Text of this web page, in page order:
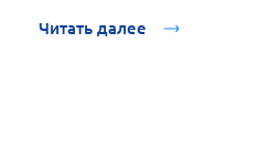
Читать далее